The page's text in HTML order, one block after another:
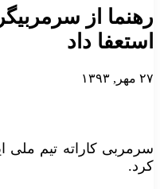
رهنما از
استعفا داد
۲۷ مهر, ۱۳۹۳
سرمربی کاراته تیم ملی
کرد.